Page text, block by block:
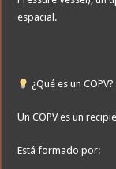
espacial.
¿Qué es un COPV?
Un COPV es un
Está formado por: